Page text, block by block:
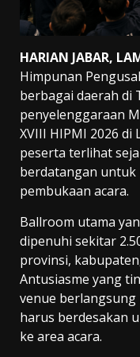
HARIAN JABAR,
Himpunan
berbagai daerah di
penyelenggaraan
XVIII HIPMI 2026
peserta terlihat
berdatangan
pembukaan acara.
Ballroom utama
dipenuhi sekitar
provinsi,
Antusiasme yang
venue berlangsung
harus berdesakan
ke area acara.